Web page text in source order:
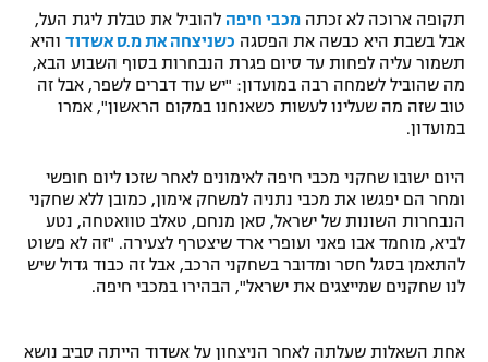
תקנון משתתפים וזוכים בפרסים
תקנון עבור פעילות אלקטרה
תקנון עבור פעילות ספורט 1 – "מרלן"
טניס
גיימינג E-Sports
תנאי שימוש
מדיניות פרטיות
כדורמים
פוטבול אמריקאי NFL
בייסבול MLB
אומנויות לחימה
גיימינג E-Sports
תקופה ארוכה לא זכתה מכבי חיפה להוביל את טבלת ליגת העל,
אבל בשבת היא כבשה את הפסגה כשניצחה את מ.ס אשדוד והיא
תשמור עליה לפחות עד סיום פגרת הנבחרות בסוף השבוע הבא,
מה שהוביל לשמחה רבה במועדון: "יש עוד דברים לשפר, אבל זה
טוב שזה מה שעלינו לעשות כשאנחנו במקום הראשון", אמרו
במועדון.
היום ישובו שחקני מכבי חיפה לאימונים לאחר שזכו ליום חופשי
ומחר הם יפגשו את מכבי נתניה למשחק אימון, כמובן ללא שחקני
הנבחרות השונות של ישראל, סאן מנחם, טאלב טוואטחה, נטע
לביא, מוחמד אבו פאני ועופרי ארד שיצטרף לצעירה. "זה לא פשוט
להתאמן בסגל חסר ומדובר בשחקני הרכב, אבל זה כבוד גדול שיש
לנו שחקנים שמייצגים את ישראל", הבהירו במכבי חיפה.
אחת השאלות שעלתה לאחר הניצחון על אשדוד הייתה סביב נושא